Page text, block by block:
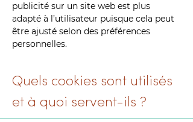
publicité sur un site web est plus
adapté à l’utilisateur puisque cela peut
être ajusté selon des préférences
personnelles.
Quels cookies sont utilisés
et à quoi servent-ils ?